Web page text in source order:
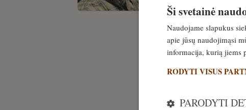
Ši svetainė
Naudojame slapukus
apie jūsų naudojimąsi
informacija, kurią jiems
RODYTI VISUS
PARODYTI